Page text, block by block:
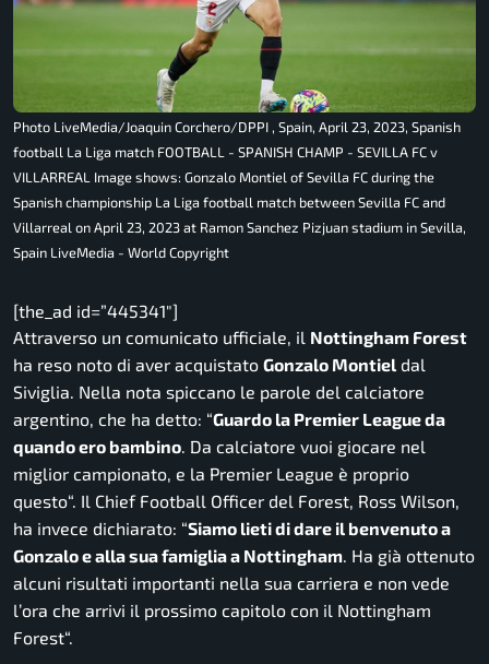
Photo LiveMedia/Joaquin Corchero/DPPI , Spain, April 23, 2023, Spanish
football La Liga match FOOTBALL - SPANISH CHAMP - SEVILLA FC v
VILLARREAL Image shows: Gonzalo Montiel of Sevilla FC during the
Spanish championship La Liga football match between Sevilla FC and
Villarreal on April 23, 2023 at Ramon Sanchez Pizjuan stadium in Sevilla,
Spain LiveMedia - World Copyright
[the_ad id=”445341″]
Attraverso un comunicato ufficiale, il Nottingham Forest
ha reso noto di aver acquistato Gonzalo Montiel dal
Siviglia. Nella nota spiccano le parole del calciatore
argentino, che ha detto: “Guardo la Premier League da
quando ero bambino. Da calciatore vuoi giocare nel
miglior campionato, e la Premier League è proprio
questo“. Il Chief Football Officer del Forest, Ross Wilson,
ha invece dichiarato: “Siamo lieti di dare il benvenuto a
Gonzalo e alla sua famiglia a Nottingham. Ha già ottenuto
alcuni risultati importanti nella sua carriera e non vede
l’ora che arrivi il prossimo capitolo con il Nottingham
Forest“.